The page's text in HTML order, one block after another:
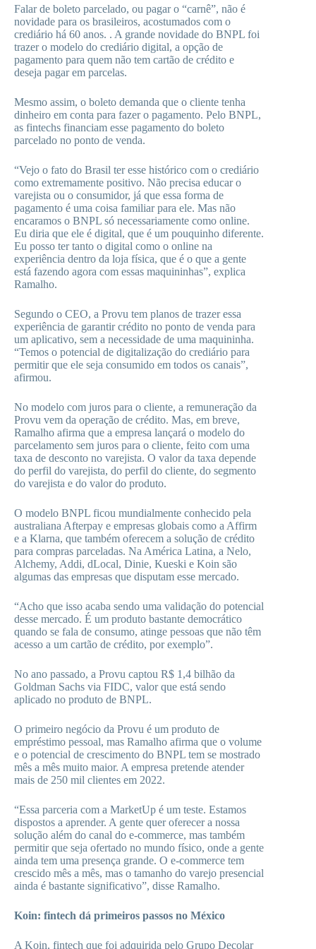
Falar de boleto parcelado, ou pagar o “carnê”, não é
novidade para os brasileiros, acostumados com o
crediário há 60 anos. . A grande novidade do BNPL foi
trazer o modelo do crediário digital, a opção de
pagamento para quem não tem cartão de crédito e
deseja pagar em parcelas.
Mesmo assim, o boleto demanda que o cliente tenha
dinheiro em conta para fazer o pagamento. Pelo BNPL,
as fintechs financiam esse pagamento do boleto
parcelado no ponto de venda.
“Vejo o fato do Brasil ter esse histórico com o crediário
como extremamente positivo. Não precisa educar o
varejista ou o consumidor, já que essa forma de
pagamento é uma coisa familiar para ele. Mas não
encaramos o BNPL só necessariamente como online.
Eu diria que ele é digital, que é um pouquinho diferente.
Eu posso ter tanto o digital como o online na
experiência dentro da loja física, que é o que a gente
está fazendo agora com essas maquininhas”, explica
Ramalho.
Segundo o CEO, a Provu tem planos de trazer essa
experiência de garantir crédito no ponto de venda para
um aplicativo, sem a necessidade de uma maquininha.
“Temos o potencial de digitalização do crediário para
permitir que ele seja consumido em todos os canais”,
afirmou.
No modelo com juros para o cliente, a remuneração da
Provu vem da operação de crédito. Mas, em breve,
Ramalho afirma que a empresa lançará o modelo do
parcelamento sem juros para o cliente, feito com uma
taxa de desconto no varejista. O valor da taxa depende
do perfil do varejista, do perfil do cliente, do segmento
do varejista e do valor do produto.
O modelo BNPL ficou mundialmente conhecido pela
australiana Afterpay e empresas globais como a Affirm
e a Klarna, que também oferecem a solução de crédito
para compras parceladas. Na América Latina, a Nelo,
Alchemy, Addi, dLocal, Dinie, Kueski e Koin são
algumas das empresas que disputam esse mercado.
“Acho que isso acaba sendo uma validação do potencial
desse mercado. É um produto bastante democrático
quando se fala de consumo, atinge pessoas que não têm
acesso a um cartão de crédito, por exemplo”.
No ano passado, a Provu captou R$ 1,4 bilhão da
Goldman Sachs via FIDC, valor que está sendo
aplicado no produto de BNPL.
O primeiro negócio da Provu é um produto de
empréstimo pessoal, mas Ramalho afirma que o volume
e o potencial de crescimento do BNPL tem se mostrado
mês a mês muito maior. A empresa pretende atender
mais de 250 mil clientes em 2022.
“Essa parceria com a MarketUp é um teste. Estamos
dispostos a aprender. A gente quer oferecer a nossa
solução além do canal do e-commerce, mas também
permitir que seja ofertado no mundo físico, onde a gente
ainda tem uma presença grande. O e-commerce tem
crescido mês a mês, mas o tamanho do varejo presencial
ainda é bastante significativo”, disse Ramalho.
Koin: fintech dá primeiros passos no México
A Koin, fintech que foi adquirida pelo Grupo Decolar